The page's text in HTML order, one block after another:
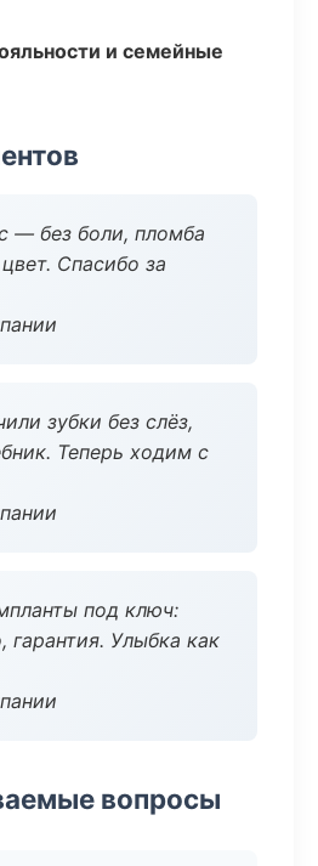
и семейные
— без боли, пломба
Спасибо за
зубки без слёз,
Теперь ходим с
под ключ:
гарантия. Улыбка как
вопросы